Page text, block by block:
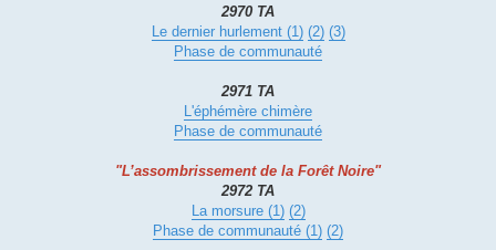
2970 TA
Le dernier hurlement (1) (2) (3)
Phase de communauté
2971 TA
L'éphémère chimère
Phase de communauté
"L’assombrissement de la Forêt Noire"
2972 TA
La morsure (1) (2)
Phase de communauté (1) (2)